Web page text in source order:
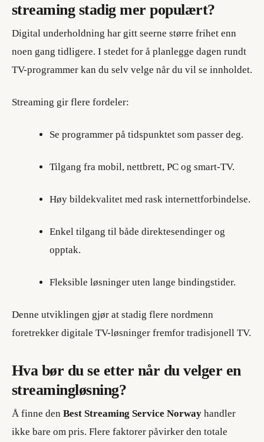
streaming stadig mer populært?
Digital underholdning har gitt seerne større frihet enn
noen gang tidligere. I stedet for å planlegge dagen rundt
TV-programmer kan du selv velge når du vil se innholdet.
Streaming gir flere fordeler:
Se programmer på tidspunktet som passer deg.
Tilgang fra mobil, nettbrett, PC og smart-TV.
Høy bildekvalitet med rask internettforbindelse.
Enkel tilgang til både direktesendinger og
opptak.
Fleksible løsninger uten lange bindingstider.
Denne utviklingen gjør at stadig flere nordmenn
foretrekker digitale TV-løsninger fremfor tradisjonell TV.
Hva bør du se etter når du velger en
streamingløsning?
Å finne den Best Streaming Service Norway handler
ikke bare om pris. Flere faktorer påvirker den totale